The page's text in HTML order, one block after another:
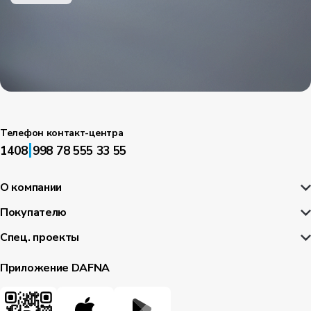
Телефон контакт-центра
1408|998 78 555 33 55
О компании
Покупателю
Спец. проекты
Приложение DAFNA